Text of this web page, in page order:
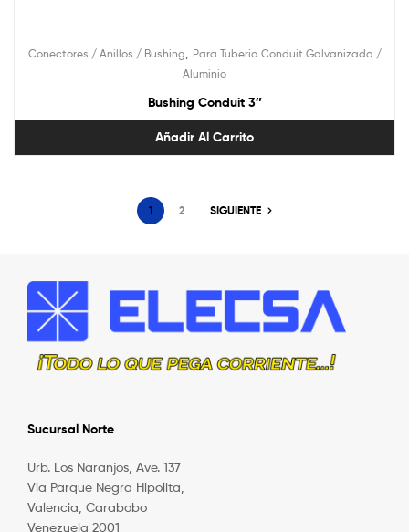
Conectores / Anillos / Bushing
Para Tuberia Conduit Galvanizada /
Aluminio
Bushing Conduit 3″
Añadir Al Carrito
1 2 SIGUIENTE
Sucursal Norte
Urb. Los Naranjos, Ave. 137
Via Parque Negra Hipolita,
Valencia, Carabobo
Venezuela 2001